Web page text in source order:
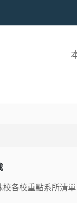
載
校各校重點系所清單